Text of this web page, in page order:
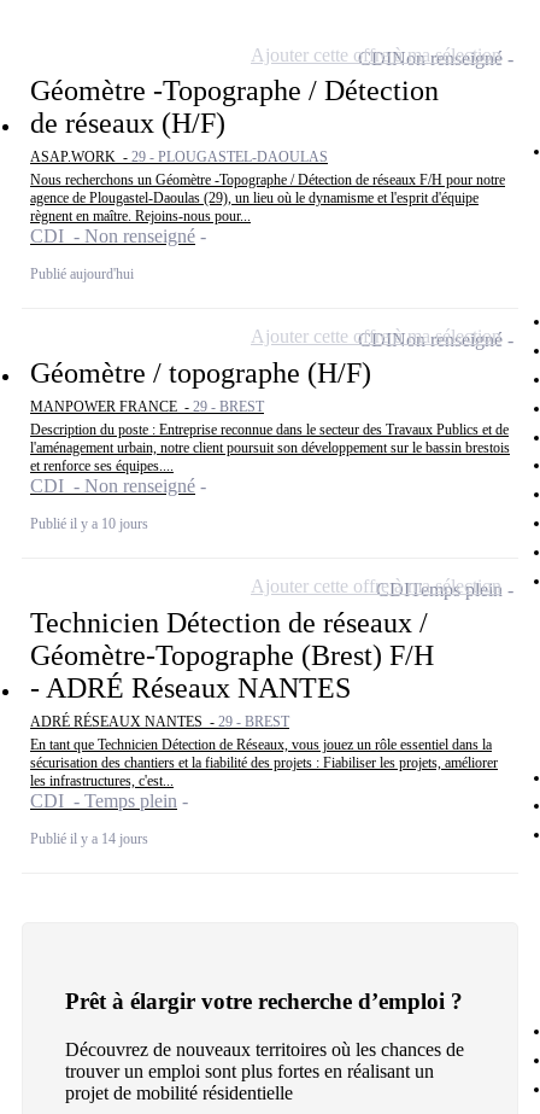
Géomètre -Topographe / Détection
de réseaux (H/F)
ASAP.WORK - 29 - PLOUGASTEL-DAOULAS
Nous recherchons un Géomètre -Topographe / Détection de réseaux F/H pour notre
agence de Plougastel-Daoulas (29), un lieu où le dynamisme et l'esprit d'équipe
règnent en maître. Rejoins-nous pour...
CDI - Non renseigné
Publié aujourd'hui
CDINon renseigné
Ajouter cette offre à ma sélection
Géomètre / topographe (H/F)
MANPOWER FRANCE - 29 - BREST
Description du poste : Entreprise reconnue dans le secteur des Travaux Publics et de
l'aménagement urbain, notre client poursuit son développement sur le bassin brestois
et renforce ses équipes....
CDI - Non renseigné
Publié il y a 10 jours
CDINon renseigné
Ajouter cette offre à ma sélection
Technicien Détection de réseaux /
Géomètre-Topographe (Brest) F/H
- ADRÉ Réseaux NANTES
ADRÉ RÉSEAUX NANTES - 29 - BREST
En tant que Technicien Détection de Réseaux, vous jouez un rôle essentiel dans la
sécurisation des chantiers et la fiabilité des projets : Fiabiliser les projets, améliorer
les infrastructures, c'est...
CDI - Temps plein
Publié il y a 14 jours
CDITemps plein
Ajouter cette offre à ma sélection
Prêt à élargir votre recherche d’emploi ?
Découvrez de nouveaux territoires où les chances de
trouver un emploi sont plus fortes en réalisant un
projet de mobilité résidentielle